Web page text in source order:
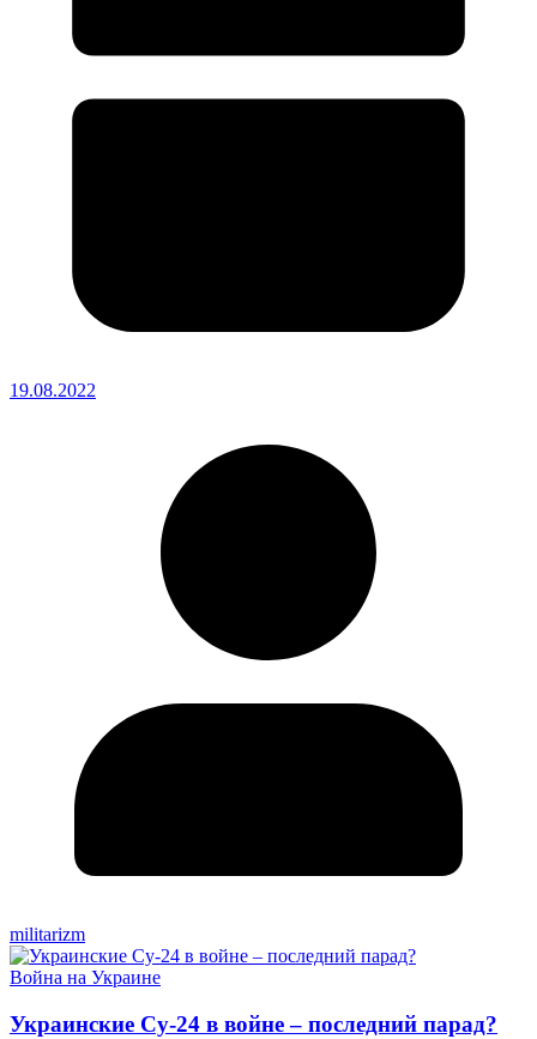
19.08.2022
militarizm
Война на Украине
Украинские Су-24 в войне – последний парад?